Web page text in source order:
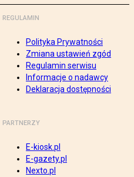
REGULAMIN
Polityka Prywatności
Zmiana ustawień zgód
Regulamin serwisu
Informacje o nadawcy
Deklaracja dostępności
PARTNERZY
E-kiosk.pl
E-gazety.pl
Nexto.pl